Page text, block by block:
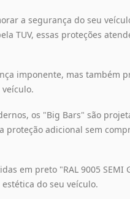
a segurança do seu
TUV, essas proteções
imponente, mas também
os "Big Bars" são
adicional sem
em preto "RAL 9005 SEMI
do seu veículo.